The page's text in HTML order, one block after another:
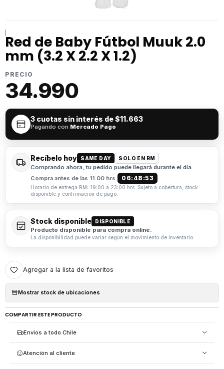
Red de Baby Fútbol Muuk 2.0
mm (3.2 X 2.2 X 1.2)
PRECIO
34.990
3 cuotas sin interés de$11.663
Pagando con Mercado Pago
Recíbelo hoy SAME DAY SOLO EN RM
Comprando ahora, tu pedido puede llegará durante el día.
Compra antes de las 11:00 hrs:
06:48:53
Horario de entrega RM: 19:00 a 23:00 hrs. Sujeto a cobertura, stock
disponible y confirmación de pago.
Stock disponible DISPONIBLE
Producto disponible para compra online.
La disponibilidad puede variar según el movimiento de inventario.
Agregar a la lista de favoritos
Mostrar stock de ubicaciones
COMPARTIR ESTE PRODUCTO
Envíos a todo Chile
Atención al cliente